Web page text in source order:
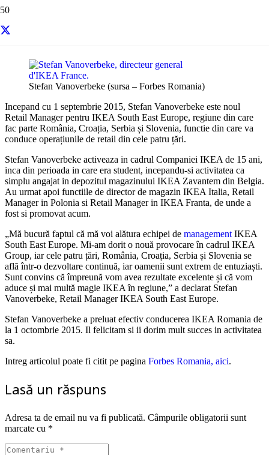
Stefan Vanoverbeke (sursa – Forbes Romania)
Incepand cu 1 septembrie 2015, Stefan Vanoverbeke este noul
Retail Manager pentru IKEA South East Europe, regiune din care
fac parte România, Croația, Serbia și Slovenia, functie din care va
conduce operațiunile de retail din cele patru țări.
Stefan Vanoverbeke activeaza in cadrul Companiei IKEA de 15 ani,
inca din perioada in care era student, incepandu-si activitatea ca
simplu angajat in depozitul magazinului IKEA Zavantem din Belgia.
Au urmat apoi functiile de director de magazin IKEA Italia, Retail
Manager in Polonia si Retail Manager in IKEA Franta, de unde a
fost si promovat acum.
„Mă bucură faptul că mă voi alătura echipei de management IKEA
South East Europe. Mi-am dorit o nouă provocare în cadrul IKEA
Group, iar cele patru țări, România, Croația, Serbia și Slovenia se
află într-o dezvoltare continuă, iar oamenii sunt extrem de entuziaști.
Sunt convins că împreună vom avea rezultate excelente și că vom
aduce și mai multă magie IKEA în regiune,” a declarat Stefan
Vanoverbeke, Retail Manager IKEA South East Europe.
Stefan Vanoverbeke a preluat efectiv conducerea IKEA Romania de
la 1 octombrie 2015. Il felicitam si ii dorim mult succes in activitatea
sa.
Intreg articolul poate fi citit pe pagina Forbes Romania, aici.
Lasă un răspuns
Adresa ta de email nu va fi publicată. Câmpurile obligatorii sunt
marcate cu *